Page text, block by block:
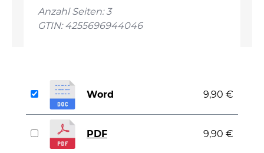
Anzahl Seiten: 3
GTIN: 4255696944046
Word 9,90 €
PDF 9,90 €